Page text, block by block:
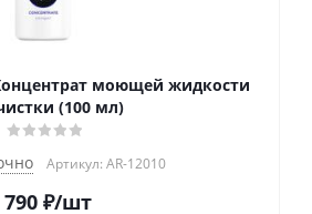
моющей жидкости
(100 мл)
Артикул: AR-12010
790₽/шт